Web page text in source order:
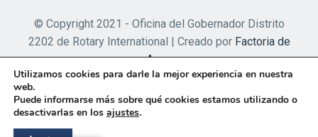
© Copyright 2021 - Oficina del Gobernador Distrito
2202 de Rotary International | Creado por Factoria de
Apps
Utilizamos cookies para darle la mejor experiencia en nuestra
web.
Puede informarse más sobre qué cookies estamos utilizando o
desactivarlas en los ajustes.